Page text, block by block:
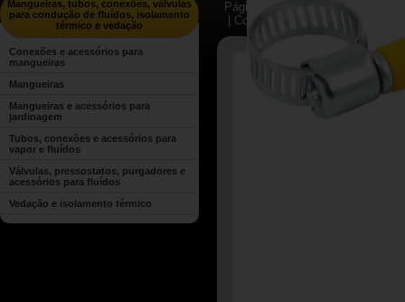
Mangueiras, tubos, conexões, válvulas
para condução de fluídos, isolamento
térmico e vedação
Conexões e acessórios para
mangueiras
Mangueiras
Mangueiras e acessórios para
jardinagem
Tubos, conexões e acessórios para
vapor e fluídos
Válvulas, pressostatos, purgadores e
acessórios para fluídos
Vedação e isolamento térmico
Página Inicial
| Conexões e acessórios para